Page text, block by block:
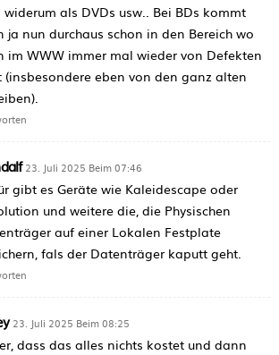
widerum als DVDs usw.. Bei BDs kommt
ja nun durchaus schon in den Bereich wo
im WWW immer mal wieder von Defekten
(insbesondere eben von den ganz alten
23. Juli 2025 Beim 07:46
gibt es Geräte wie Kaleidescape oder
und weitere die, die Physischen
auf einer Lokalen Festplate
fals der Datenträger kaputt geht.
23. Juli 2025 Beim 08:25
dass das alles nichts kostet und dann